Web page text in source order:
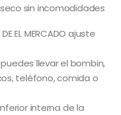
sin incomodidades
EL MERCADO ajuste
llevar el bombin,
teléfono, comida o
interna de la